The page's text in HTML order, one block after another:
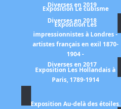
Exposition Le cubisme
Exposition Les
impressionnistes à Londres -
artistes français en exil 1870-
1904 -
Exposition Les Hollandais à
Paris, 1789-1914
Exposition Au-delà des étoiles.
Diverses en 2019
Diverses en 2018
Diverses en 2017